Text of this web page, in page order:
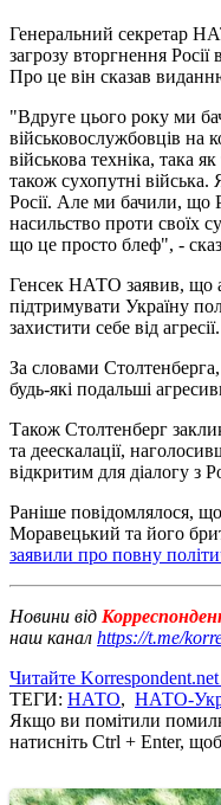
Генеральний секретар
загрозу вторгнення
Про це він сказав
"Вдруге цього року ми
військовослужбовців на
військова техніка, така
також сухопутні
Росії. Але ми бачили, що
насильство проти своїх
що це просто блеф", -
Генсек НАТО заявив, що
підтримувати Україну
захистити себе від агресії.
За словами
будь-які подальші
Також Столтенберг
та деескалації,
відкритим для діалогу з
Раніше повідомлялося,
Моравецький та його
заявили про повну
Новини від
наш канал https://t.me/
Читайте
ТЕГИ: НАТО, НАТО-
Якщо ви помітили
натисніть Ctrl + Enter,